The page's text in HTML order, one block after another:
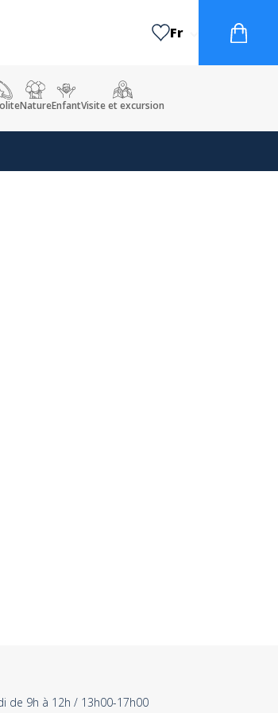
Fr
NatureEnfantVisite et excursion
de 9h à 12h / 13h00-17h00